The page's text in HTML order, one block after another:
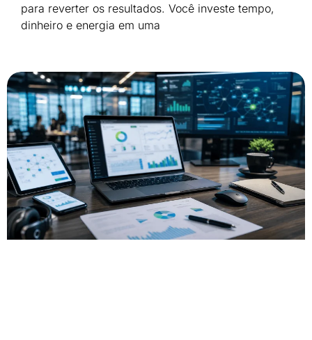
para reverter os resultados. Você investe tempo,
dinheiro e energia em uma